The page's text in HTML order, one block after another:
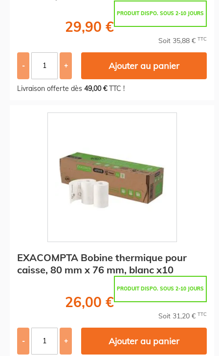
PRODUIT DISPO. SOUS 2-10 JOURS
29,90 €
Soit 35,88 € TTC
- + Ajouter au panier
Livraison offerte dès 49,00 €TTC !
EXACOMPTA Bobine thermique pour
caisse, 80 mm x 76 mm, blanc x10
PRODUIT DISPO. SOUS 2-10 JOURS
26,00 €
Soit 31,20 € TTC
- + Ajouter au panier